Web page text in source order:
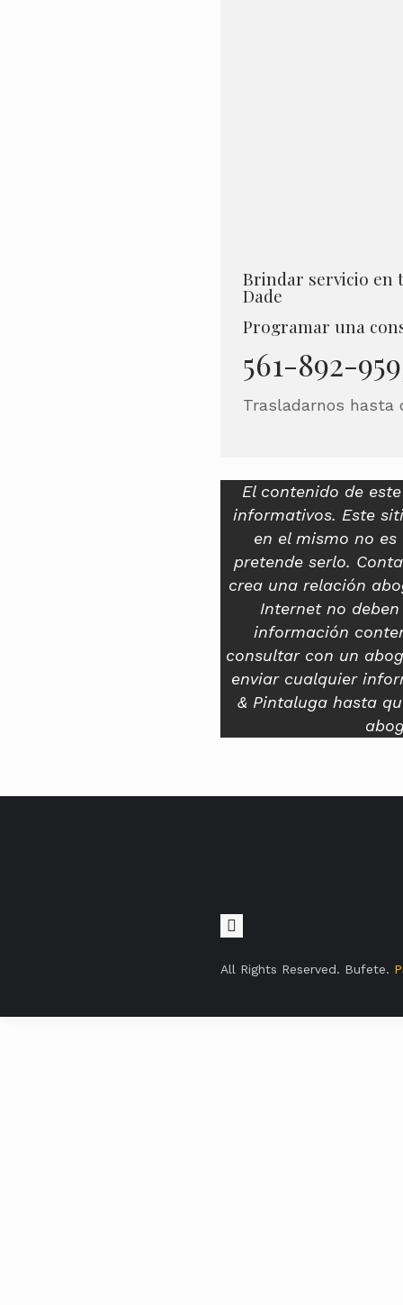
Brindar servicio en
Dade
Programar una
561-892-
Trasladarnos hasta
El contenido de
informativos. Este
en el mismo no
pretende serlo.
crea una relación
Internet no
información
consultar con un
enviar cualquier
& Pintaluga hasta
All Rights Reserved. Bufete.